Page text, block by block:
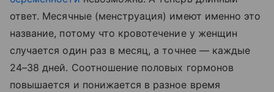
ответ. Месячные (менструация) имеют именно это
название, потому что кровотечение у женщин
случается один раз в месяц, а точнее — каждые
24–38 дней. Соотношение половых гормонов
повышается и понижается в разное время